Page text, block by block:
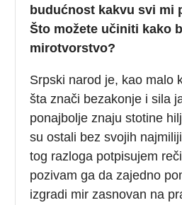
budućnost kakvu svi mi
Što možete učiniti kako
mirotvorstvo?
Srpski narod je, kao malo
šta znači bezakonje i sila
ponajbolje znaju stotine
su ostali bez svojih
tog razloga potpisujem
pozivam ga da zajedno
izgradi mir zasnovan na